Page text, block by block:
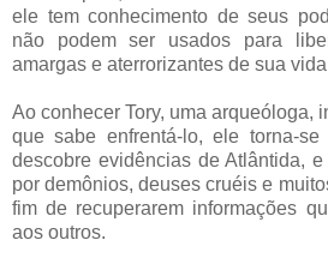
ele tem conhecimento de seus
não podem ser usados para
amargas e aterrorizantes de sua
Ao conhecer Tory, uma arqueóloga,
que sabe enfrentá-lo, ele torna-
descobre evidências de Atlântida,
por demônios, deuses cruéis e
fim de recuperarem informações
aos outros.